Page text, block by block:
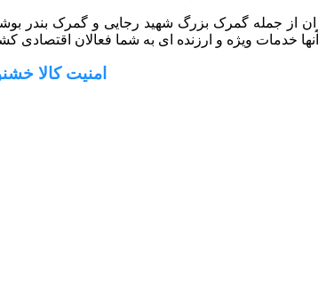
از جمله گمرک بزرگ شهید رجایی و گمرک بندر
ویژه و ارزنده ای به شما فعالان اقتصادی
امنیت کالا